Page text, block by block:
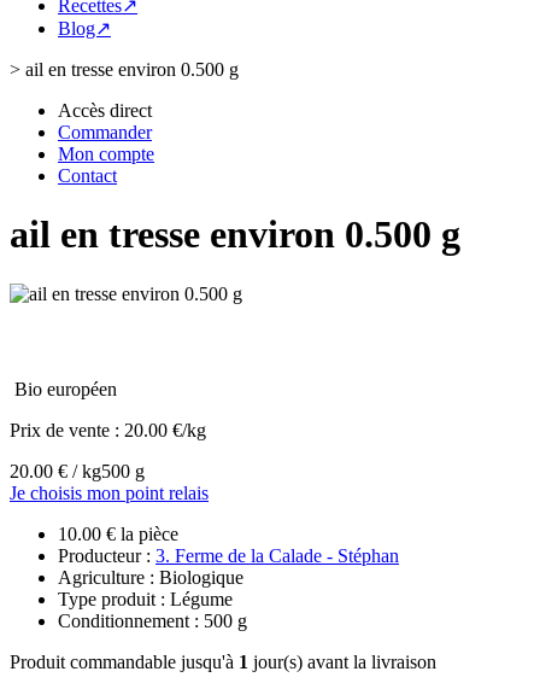
Recettes↗
Blog↗
> ail en tresse environ 0.500 g
Accès direct
Commander
Mon compte
Contact
ail en tresse environ 0.500 g
Bio européen
Prix de vente : 20.00 €/kg
20.00 € / kg500 g
Je choisis mon point relais
10.00 € la pièce
Producteur : 3. Ferme de la Calade - Stéphan
Agriculture : Biologique
Type produit : Légume
Conditionnement : 500 g
Produit commandable jusqu'à 1 jour(s) avant la livraison